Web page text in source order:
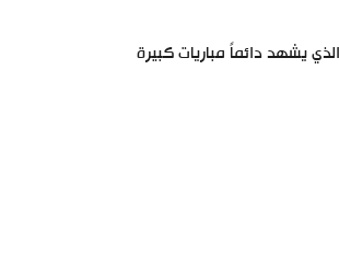
يشهد دائماً مباريات كبيرة